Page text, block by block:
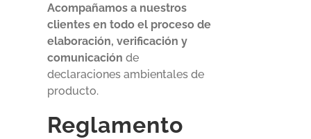
Acompañamos a nuestros
clientes en todo el proceso de
elaboración, verificación y
comunicación de
declaraciones ambientales de
producto.
Reglamento